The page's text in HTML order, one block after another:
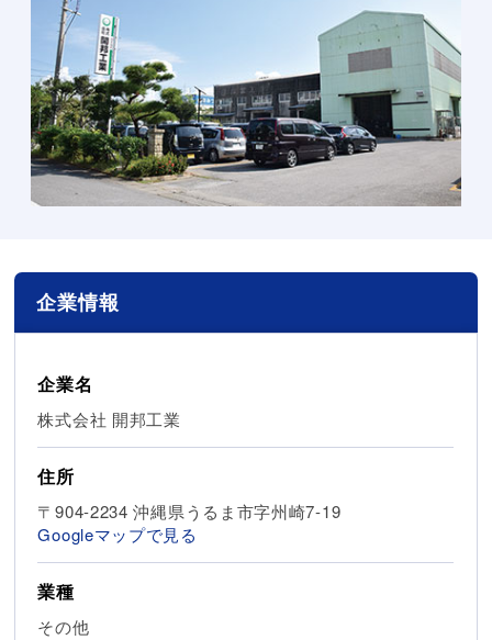
企業情報
企業名
株式会社 開邦工業
住所
〒904-2234 沖縄県うるま市字州崎7-19
Googleマップで見る
業種
その他